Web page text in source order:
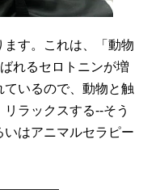
ます。これは、「動物
れるセロトニンが増
いるので、動物と触
ラックスする--そう
はアニマルセラピー